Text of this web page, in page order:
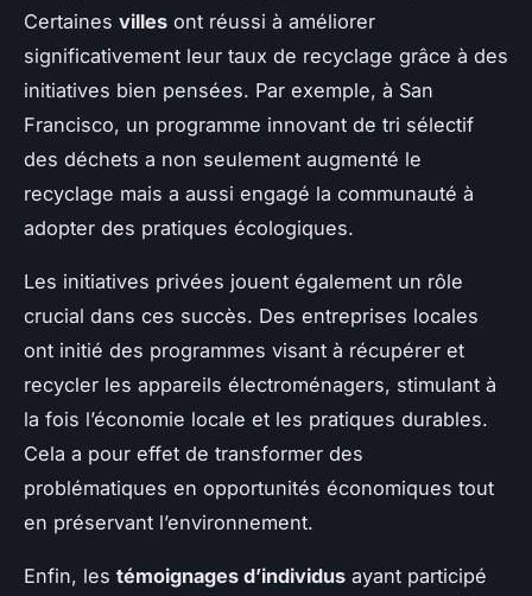
Certaines villes ont réussi à améliorer
significativement leur taux de recyclage grâce à des
initiatives bien pensées. Par exemple, à San
Francisco, un programme innovant de tri sélectif
des déchets a non seulement augmenté le
recyclage mais a aussi engagé la communauté à
adopter des pratiques écologiques.
Les initiatives privées jouent également un rôle
crucial dans ces succès. Des entreprises locales
ont initié des programmes visant à récupérer et
recycler les appareils électroménagers, stimulant à
la fois l’économie locale et les pratiques durables.
Cela a pour effet de transformer des
problématiques en opportunités économiques tout
en préservant l’environnement.
Enfin, les témoignages d’individus ayant participé